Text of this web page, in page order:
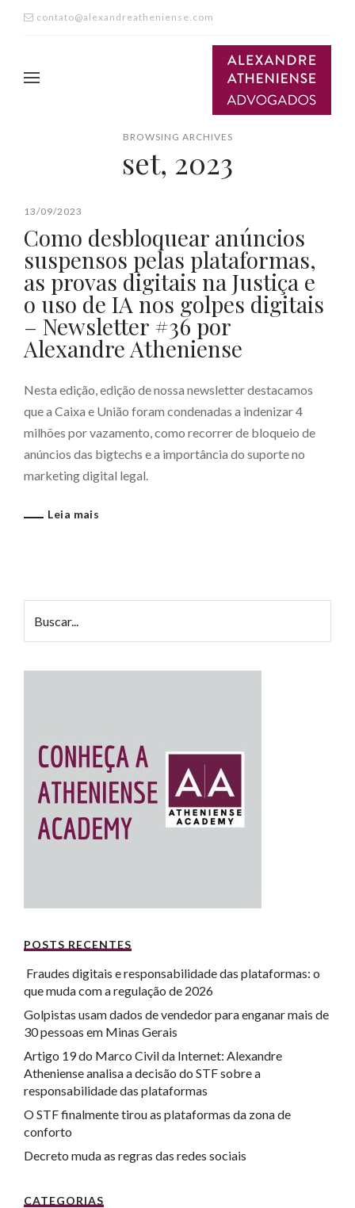
contato@alexandreatheniense.com
BROWSING ARCHIVES
set, 2023
13/09/2023
Como desbloquear anúncios
suspensos pelas plataformas,
as provas digitais na Justiça e
o uso de IA nos golpes digitais
– Newsletter #36 por
Alexandre Atheniense
Nesta edição, edição de nossa newsletter destacamos
que a Caixa e União foram condenadas a indenizar 4
milhões por vazamento, como recorrer de bloqueio de
anúncios das bigtechs e a importância do suporte no
marketing digital legal.
Leia mais
POSTS RECENTES
Fraudes digitais e responsabilidade das plataformas: o
que muda com a regulação de 2026
Golpistas usam dados de vendedor para enganar mais de
30 pessoas em Minas Gerais
Artigo 19 do Marco Civil da Internet: Alexandre
Atheniense analisa a decisão do STF sobre a
responsabilidade das plataformas
O STF finalmente tirou as plataformas da zona de
conforto
Decreto muda as regras das redes sociais
CATEGORIAS